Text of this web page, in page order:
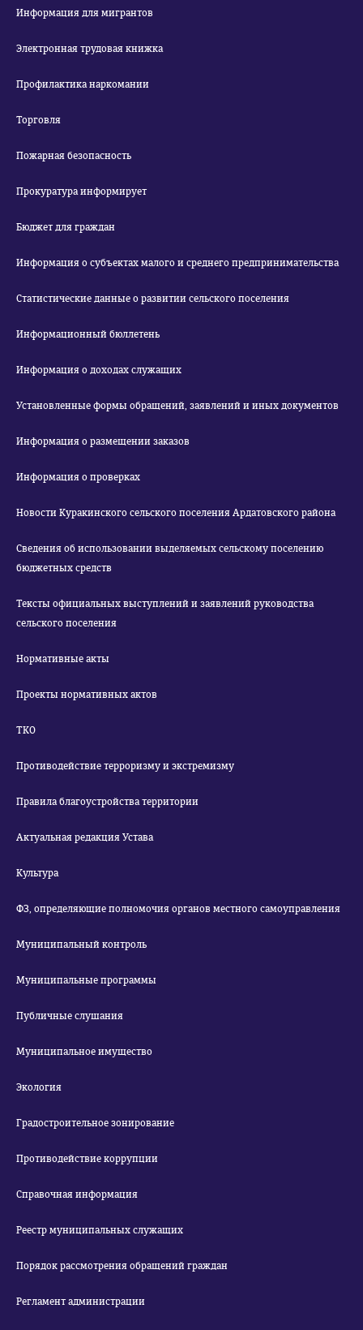
Информация для мигрантов
Электронная трудовая книжка
Профилактика наркомании
Торговля
Пожарная безопасность
Прокуратура информирует
Бюджет для граждан
Информация о субъектах малого и среднего предпринимательства
Статистические данные о развитии сельского поселения
Информационный бюллетень
Информация о доходах служащих
Установленные формы обращений, заявлений и иных документов
Информация о размещении заказов
Информация о проверках
Новости Куракинского сельского поселения Ардатовского района
Сведения об использовании выделяемых сельскому поселению
бюджетных средств
Тексты официальных выступлений и заявлений руководства
сельского поселения
Нормативные акты
Проекты нормативных актов
ТКО
Противодействие терроризму и экстремизму
Правила благоустройства территории
Актуальная редакция Устава
Культура
ФЗ, определяющие полномочия органов местного самоуправления
Муниципальный контроль
Муниципальные программы
Публичные слушания
Муниципальное имущество
Экология
Градостроительное зонирование
Противодействие коррупции
Справочная информация
Реестр муниципальных служащих
Порядок рассмотрения обращений граждан
Регламент администрации